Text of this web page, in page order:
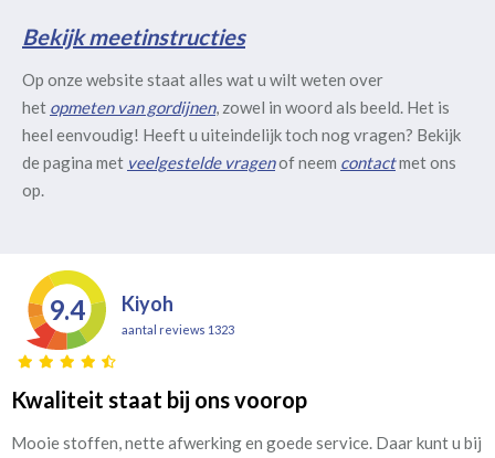
Bekijk meetinstructies
Op onze website staat alles wat u wilt weten over
het opmeten van gordijnen, zowel in woord als beeld. Het is
heel eenvoudig! Heeft u uiteindelijk toch nog vragen? Bekijk
de pagina met veelgestelde vragenof neem contactmet ons
op.
9.4 Kiyoh
aantal reviews 1323
Kwaliteit staat bij ons voorop
Mooie stoffen, nette afwerking en goede service. Daar kunt u bij